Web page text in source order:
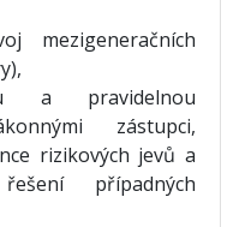
mezigeneračních
a pravidelnou
zástupci,
rizikových jevů a
případných